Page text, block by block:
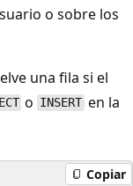
o sobre los
una fila si el
o INSERT en la
Copiar